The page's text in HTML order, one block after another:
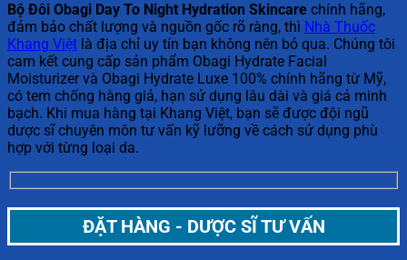
Bộ Đôi Obagi Day To Night Hydration Skincare chính hãng,
đảm bảo chất lượng và nguồn gốc rõ ràng, thì Nhà Thuốc
Khang Việt là địa chỉ uy tín bạn không nên bỏ qua. Chúng tôi
cam kết cung cấp sản phẩm Obagi Hydrate Facial
Moisturizer và Obagi Hydrate Luxe 100% chính hãng từ Mỹ,
có tem chống hàng giả, hạn sử dụng lâu dài và giá cả minh
bạch. Khi mua hàng tại Khang Việt, bạn sẽ được đội ngũ
dược sĩ chuyên môn tư vấn kỹ lưỡng về cách sử dụng phù
hợp với từng loại da.
ĐẶT HÀNG - DƯỢC SĨ TƯ VẤN